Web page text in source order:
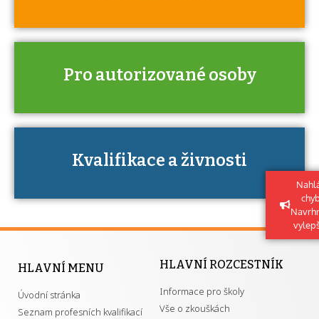
Pro autorizované osoby
Kdo je to autorizovaná osoba a jaké
Kvalifikace a živnosti
U řady živností je podmínkou k jejímu
HLAVNÍ MENU
Úvodní stránka
Seznam profesních kvalifikací
HLAVNÍ ROZCESTNÍK
Informace pro školy
Vše o zkouškách